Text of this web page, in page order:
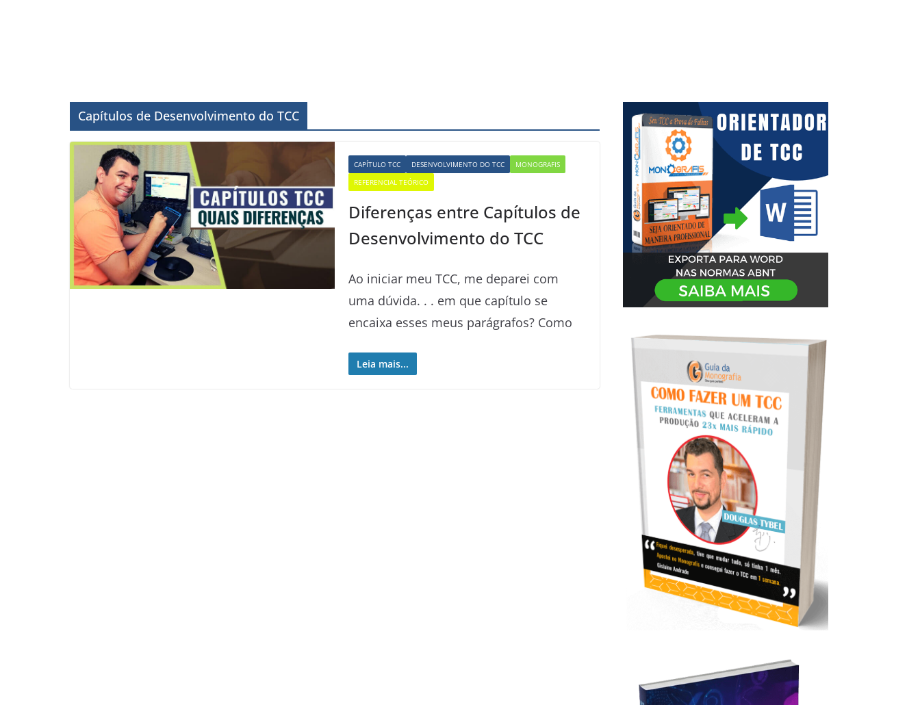
Capítulos de Desenvolvimento do TCC
CAPÍTULO TCC DESENVOLVIMENTO DO TCC
MONOGRAFIS
REFERENCIAL TEÓRICO
Diferenças entre Capítulos de
Desenvolvimento do TCC
Ao iniciar meu TCC, me deparei com
uma dúvida. . . em que capítulo se
encaixa esses meus parágrafos? Como
Leia mais...